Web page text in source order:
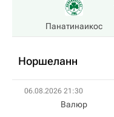
Панатинаикос
Норшеланн
06.08.2026 21:30
Валюр